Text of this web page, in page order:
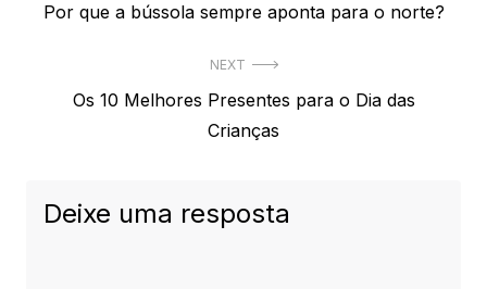
de
Previous
Por que a bússola sempre aponta para o norte?
NEXT
Os 10 Melhores Presentes para o Dia das
Crianças
Deixe uma resposta